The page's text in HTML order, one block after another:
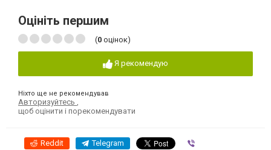
Оцініть першим
(0 оцінок)
Я рекомендую
Ніхто ще не рекомендував
Авторизуйтесь
щоб оцінити і порекомендувати
Reddit Telegram